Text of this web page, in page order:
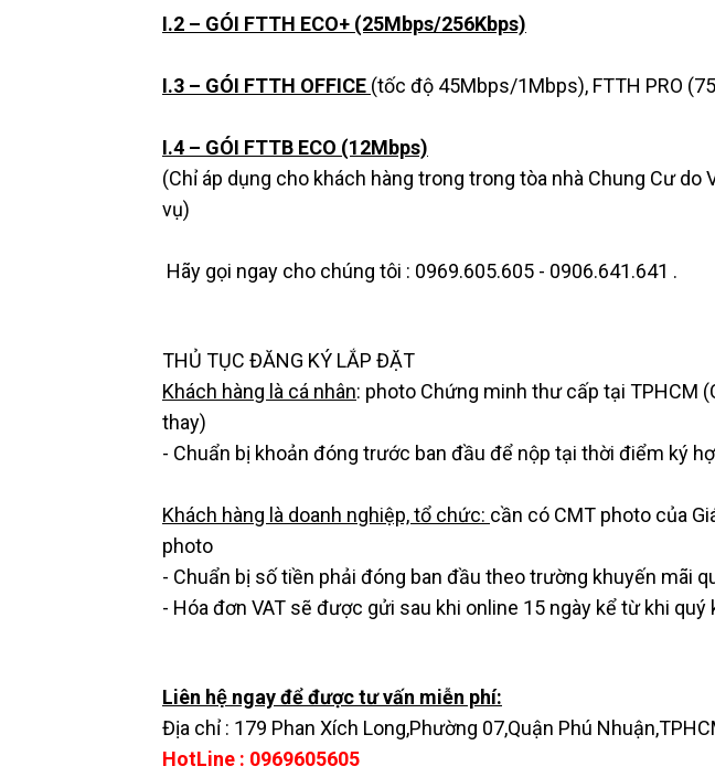
I.2 – GÓI FTTH ECO+ (25Mbps/256Kbps)
I.3 – GÓI FTTH OFFICE (tốc độ 45Mbps/1Mbps), FTTH PRO
I.4 – GÓI FTTB ECO (12Mbps)
(Chỉ áp dụng cho khách hàng trong trong tòa nhà Chung Cư
vụ)
Hãy gọi ngay cho chúng tôi : 0969.605.605 - 0906.641.641 .
THỦ TỤC ĐĂNG KÝ LẮP ĐẶT
Khách hàng là cá nhân: photo Chứng minh thư cấp tại TPHCM
thay)
- Chuẩn bị khoản đóng trước ban đầu để nộp tại thời điểm ký
Khách hàng là doanh nghiệp, tổ chức: cần có CMT photo của
photo
- Chuẩn bị số tiền phải đóng ban đầu theo trường khuyến mãi
- Hóa đơn VAT sẽ được gửi sau khi online 15 ngày kể từ khi
Liên hệ ngay để được tư vấn miễn phí:
Địa chỉ : 179 Phan Xích Long,Phường 07,Quận Phú
HotLine : 0969605605